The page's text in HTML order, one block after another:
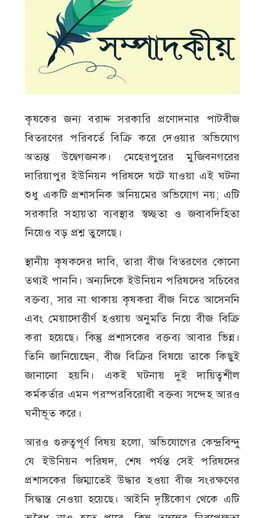
কৃষকের জন্য বরাদ্দ সরকারি প্রণোদনার পাটবীজ
বিতরণের পরিবর্তে বিক্রি করে দেওয়ার অভিযোগ
অত্যন্ত উদ্বেগজনক। মেহেরপুরের মুজিবনগরের
দারিয়াপুর ইউনিয়ন পরিষদে ঘটে যাওয়া এই ঘটনা
শুধু একটি প্রশাসনিক অনিয়মের অভিযোগ নয়; এটি
সরকারি সহায়তা ব্যবস্থার স্বচ্ছতা ও জবাবদিহিতা
নিয়েও বড় প্রশ্ন তুলেছে।
স্থানীয় কৃষকদের দাবি, তারা বীজ বিতরণের কোনো
তথ্যই পাননি। অন্যদিকে ইউনিয়ন পরিষদের সচিবের
বক্তব্য, সার না থাকায় কৃষকরা বীজ নিতে আসেননি
এবং মেয়াদোত্তীর্ণ হওয়ায় অনুমতি নিয়ে বীজ বিক্রি
করা হয়েছে। কিন্তু প্রশাসকের বক্তব্য আবার ভিন্ন।
তিনি জানিয়েছেন, বীজ বিক্রির বিষয়ে তাকে কিছুই
জানানো হয়নি। একই ঘটনায় দুই দায়িত্বশীল
কর্মকর্তার এমন পরস্পরবিরোধী বক্তব্য সন্দেহ আরও
ঘনীভূত করে।
আরও গুরুত্বপূর্ণ বিষয় হলো, অভিযোগের কেন্দ্রবিন্দু
যে ইউনিয়ন পরিষদ, শেষ পর্যন্ত সেই পরিষদের
প্রশাসকের জিম্মাতেই উদ্ধার হওয়া বীজ সংরক্ষণের
সিদ্ধান্ত নেওয়া হয়েছে। আইনি দৃষ্টিকোণ থেকে এটি